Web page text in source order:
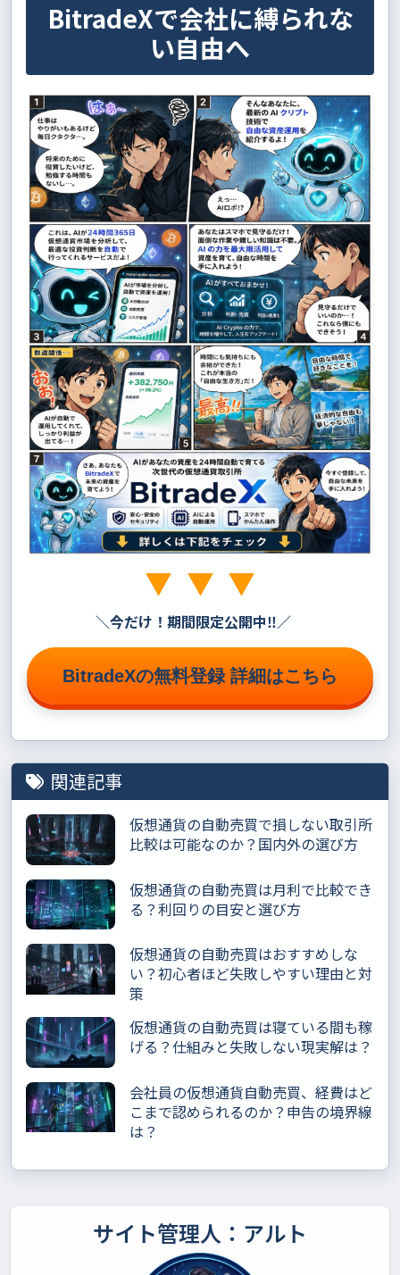
BitradeXで会社に縛られな
い自由へ
＼今だけ！期間限定公開中‼／
BitradeXの無料登録 詳細はこちら
関連記事
仮想通貨の自動売買で損しない取引所
比較は可能なのか？国内外の選び方
仮想通貨の自動売買は月利で比較でき
る？利回りの目安と選び方
仮想通貨の自動売買はおすすめしな
い？初心者ほど失敗しやすい理由と対
策
仮想通貨の自動売買は寝ている間も稼
げる？仕組みと失敗しない現実解は？
会社員の仮想通貨自動売買、経費はど
こまで認められるのか？申告の境界線
は？
サイト管理人：アルト